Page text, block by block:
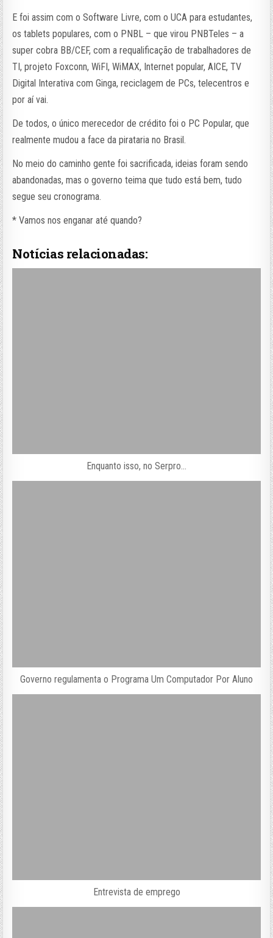
E foi assim com o Software Livre, com o UCA para estudantes,
os tablets populares, com o PNBL – que virou PNBTeles – a
super cobra BB/CEF, com a requalificação de trabalhadores de
TI, projeto Foxconn, WiFI, WiMAX, Internet popular, AICE, TV
Digital Interativa com Ginga, reciclagem de PCs, telecentros e
por aí vai.
De todos, o único merecedor de crédito foi o PC Popular, que
realmente mudou a face da pirataria no Brasil.
No meio do caminho gente foi sacrificada, ideias foram sendo
abandonadas, mas o governo teima que tudo está bem, tudo
segue seu cronograma.
* Vamos nos enganar até quando?
Notícias relacionadas:
Enquanto isso, no Serpro…
Governo regulamenta o Programa Um Computador Por Aluno
Entrevista de emprego